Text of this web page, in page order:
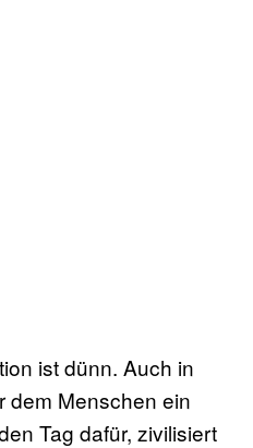
ist dünn. Auch in
dem Menschen ein
Tag dafür, zivilisiert